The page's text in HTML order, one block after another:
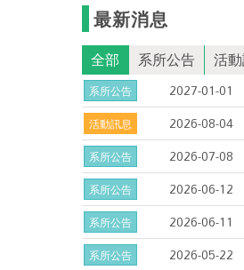
最新消息
全部 系所公告 活
獎學金
加強實質審
系所公告 2027-01-01
活動訊息 2026-08-04
系所公告 2026-07-08
系所公告 2026-06-12
系所公告 2026-06-11
系所公告 2026-05-22